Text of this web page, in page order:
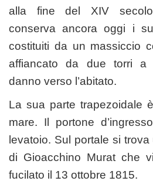
alla fine del XIV
conserva ancora oggi i
costituiti da un massiccio
affiancato da due torri a
danno verso l’abitato.
La sua parte trapezoidale
mare. Il portone
levatoio. Sul portale si
di Gioacchino Murat che
fucilato il 13 ottobre 1815.